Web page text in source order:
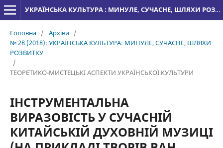
УКРАЇНСЬКА КУЛЬТУРА : МИНУЛЕ, СУЧАСНЕ, ШЛЯХИ РОЗВИТКУ
Головна / Архіви /
№ 28 (2018): УКРАЇНСЬКА КУЛЬТУРА: МИНУЛЕ, СУЧАСНЕ, ШЛЯХИ
РОЗВИТКУ
/
ТЕОРЕТИКО-МИСТЕЦЬКІ АСПЕКТИ УКРАЇНСЬКОЇ КУЛЬТУРИ
ІНСТРУМЕНТАЛЬНА
ВИРАЗОВІСТЬ У СУЧАСНІЙ
КИТАЙСЬКІЙ ДУХОВНІЙ МУЗИЦІ